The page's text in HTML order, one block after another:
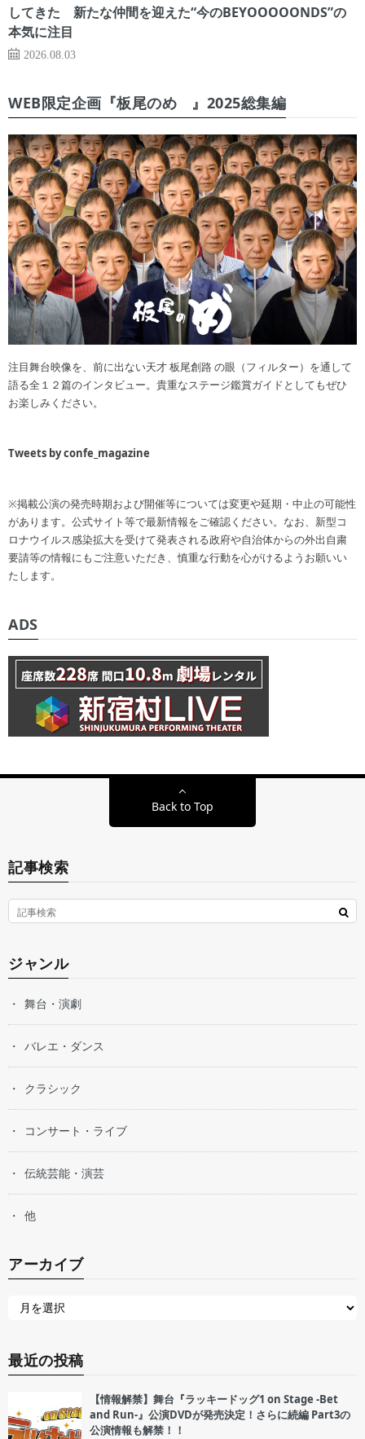
してきた 新たな仲間を迎えた“今のBEYOOOOONDS”の
本気に注目
2026.08.03
WEB限定企画『板尾のめ゙』2025総集編
注目舞台映像を、前に出ない天才 板尾創路 の眼（フィルター）を通して
語る全１２篇のインタビュー。貴重なステージ鑑賞ガイドとしてもぜひ
お楽しみください。
Tweets by confe_magazine
※掲載公演の発売時期および開催等については変更や延期・中止の可能性
があります。公式サイト等で最新情報をご確認ください。なお、新型コ
ロナウイルス感染拡大を受けて発表される政府や自治体からの外出自粛
要請等の情報にもご注意いただき、慎重な行動を心がけるようお願いい
たします。
ADS
Back to Top
記事検索
ジャンル
舞台・演劇
バレエ・ダンス
クラシック
コンサート・ライブ
伝統芸能・演芸
他
アーカイブ
最近の投稿
【情報解禁】舞台『ラッキードッグ1 on Stage -Bet
and Run-』公演DVDが発売決定！さらに続編 Part3の
公演情報も解禁！！